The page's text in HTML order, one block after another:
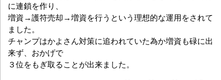
に連鎖を作り、
増資→護符売却→増資を行うという理想的な運用をされて
ました。
チャンプはかよさん対策に追われていた為か増資も碌に出
来ず、おかげで
３位をもぎ取ることが出来ました。